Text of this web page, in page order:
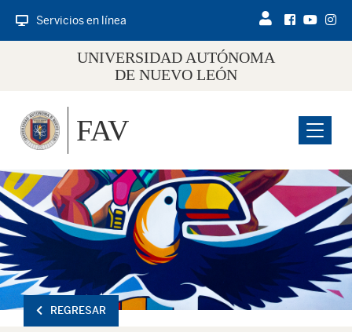
Servicios en línea
UNIVERSIDAD AUTÓNOMA
DE NUEVO LEÓN
Menu
FAV
REGRESAR